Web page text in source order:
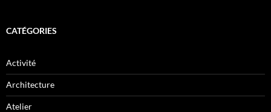
CATÉGORIES
Activité
Architecture
Atelier